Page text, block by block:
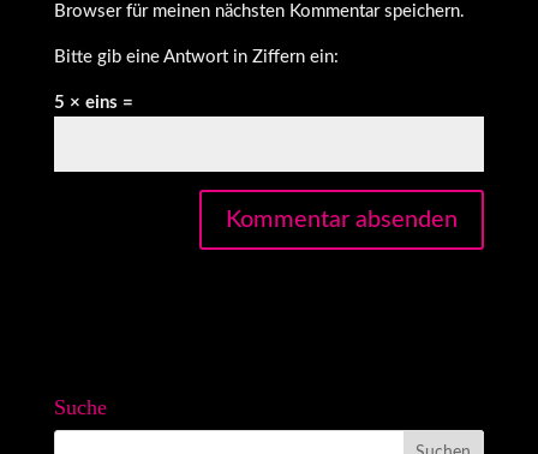
Browser für meinen nächsten Kommentar speichern.
Bitte gib eine Antwort in Ziffern ein:
5 × eins =
Suche